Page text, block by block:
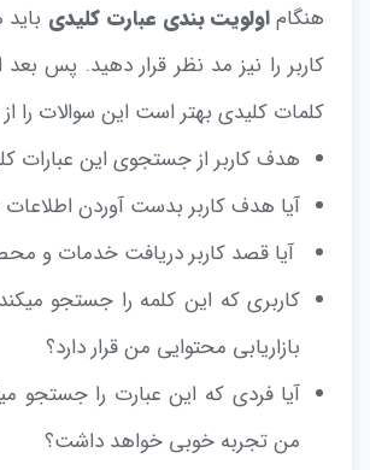
هنگاماولویت بندی عبارت کلیدی
کاربر را نیز مد نظر قرار دهید. پس
کلمات کلیدی بهتر است این سوالات را
هدف کاربر از جستجوی این
آیا هدف کاربر بدست آوردن
آیا قصد کاربر دریافت خدمات و
کاربری که این کلمه را جستجو
بازاریابی محتوایی من قرار دارد؟
آیا فردی که این عبارت را جستجو
من تجربه خوبی خواهد داشت؟